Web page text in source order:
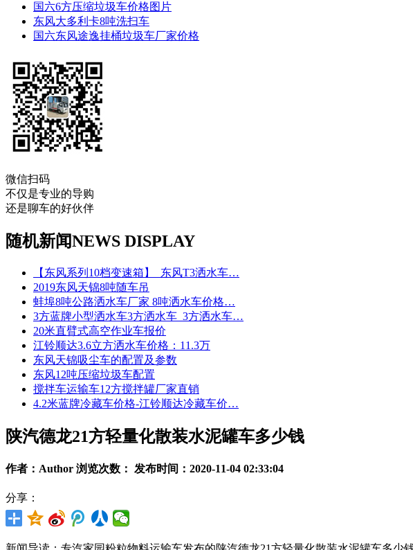
国六6方压缩垃圾车价格图片
东风大多利卡8吨洗扫车
国六东风途逸挂桶垃圾车厂家价格
微信扫码
不仅是专业的导购
还是聊车的好伙伴
随机新闻NEWS DISPLAY
【东风系列10档变速箱】_东风T3洒水车…
2019东风天锦8吨随车吊
蚌埠8吨公路洒水车厂家 8吨洒水车价格…
3方蓝牌小型洒水车3方洒水车_3方洒水车…
20米直臂式高空作业车报价
江铃顺达3.6立方洒水车价格：11.3万
东风天锦吸尘车的配置及参数
东风12吨压缩垃圾车配置
搅拌车运输车12方搅拌罐厂家直销
4.2米蓝牌冷藏车价格-江铃顺达冷藏车价…
陕汽德龙21方轻量化散装水泥罐车多少钱
作者：Author 浏览次数： 发布时间：2020-11-04 02:33:04
分享：